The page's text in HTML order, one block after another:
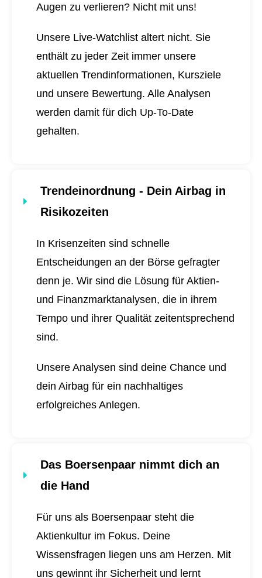
Augen zu verlieren? Nicht mit uns!
Unsere Live-Watchlist altert nicht. Sie
enthält zu jeder Zeit immer unsere
aktuellen Trendinformationen, Kursziele
und unsere Bewertung. Alle Analysen
werden damit für dich Up-To-Date
gehalten.
Trendeinordnung - Dein Airbag in
Risikozeiten
In Krisenzeiten sind schnelle
Entscheidungen an der Börse gefragter
denn je. Wir sind die Lösung für Aktien-
und Finanzmarktanalysen, die in ihrem
Tempo und ihrer Qualität zeitentsprechend
sind.
Unsere Analysen sind deine Chance und
dein Airbag für ein nachhaltiges
erfolgreiches Anlegen.
Das Boersenpaar nimmt dich an
die Hand
Für uns als Boersenpaar steht die
Aktienkultur im Fokus. Deine
Wissensfragen liegen uns am Herzen. Mit
uns gewinnt ihr Sicherheit und lernt